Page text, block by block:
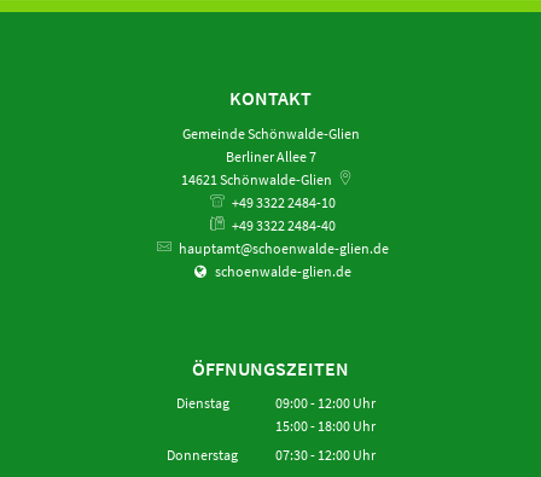
KONTAKT
Gemeinde Schönwalde-Glien
Berliner Allee 7
14621 Schönwalde-Glien
+49 3322 2484-10
+49 3322 2484-40
hauptamt@schoenwalde-glien.de
schoenwalde-glien.de
ÖFFNUNGSZEITEN
Dienstag 09:00- 12:00Uhr
Von 09:00 bis 12:00 Uhr
15:00- 18:00Uhr
Von 15:00 bis 18:00 Uhr
Donnerstag 07:30- 12:00Uhr